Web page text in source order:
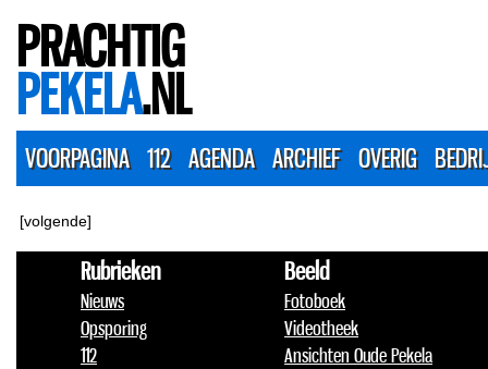
PRACHTIG
PEKELA.NL
VOORPAGINA 112 AGENDA ARCHIEF OVERIG
[volgende]
Rubrieken
Nieuws
Opsporing
112
Beeld
Fotoboek
Videotheek
Ansichten Oude Pekela